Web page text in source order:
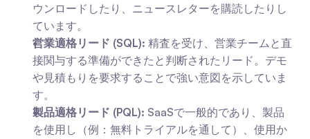
ウンロードしたり、ニュースレターを購読したりし
ています。
営業適格リード (SQL): 精査を受け、営業チームと直
接関与する準備ができたと判断されたリード。デモ
や見積もりを要求することで強い意図を示していま
す。
製品適格リード (PQL): SaaSで一般的であり、製品
を使用し（例：無料トライアルを通して）、使用か